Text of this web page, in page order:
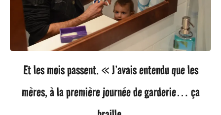
Et les mois passent. « J’avais entendu que les
mères, à la première journée de garderie… ça